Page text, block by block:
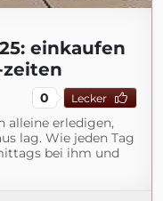
einkaufen
0 Lecker
alleine erledigen,
lag. Wie jeden Tag
bei ihm und